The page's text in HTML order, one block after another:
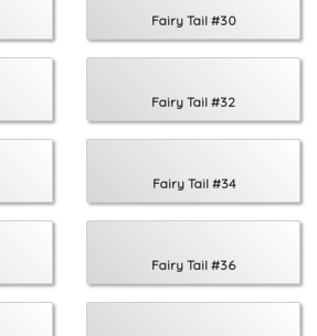
Fairy Tail #30
Fairy Tail #32
Fairy Tail #34
Fairy Tail #36